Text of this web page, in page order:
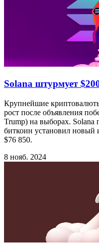
Solana штурмует
Крупнейшие
рост после объявления
Trump) на выборах. Solana
биткоин установил новый
$76 850.
8 нояб. 2024